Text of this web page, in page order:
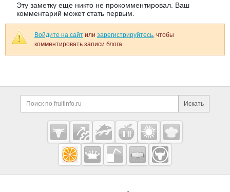
Эту заметку еще никто не прокомментировал. Ваш
комментарий может стать первым.
Войдите на сайт или зарегистрируйтесь, чтобы
комментировать записи блога.
Дополнительная информация
Поиск по сайту и
Искать
Cсылки на полезные проекты
Fruitinfo.ru
— рынок